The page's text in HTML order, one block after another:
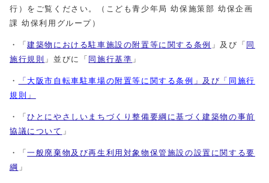
行）をご覧ください。（こども青少年局 幼保施策部 幼保企画
課 幼保利用グループ）
・「建築物における駐車施設の附置等に関する条例 」及び「 同
施行規則 」並びに「 同施行基準 」
・ 「 大阪市自転車駐車場の附置等に関する条例 」及び「 同施行
規則 」
・「ひとにやさしいまちづくり整備要綱に基づく建築物の事前
協議について 」
・「一般廃棄物及び再生利用対象物保管施設の設置に関する要
綱 」